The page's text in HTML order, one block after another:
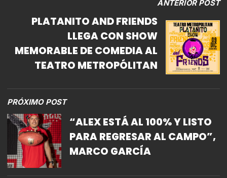
ANTERIOR POST
PLATANITO AND FRIENDS
LLEGA CON SHOW
MEMORABLE DE COMEDIA AL
TEATRO METROPÓLITAN
PRÓXIMO POST
“ALEX ESTÁ AL 100% Y LISTO
PARA REGRESAR AL CAMPO”,
MARCO GARCÍA